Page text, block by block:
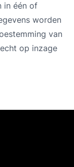
in één of
worden
van
op inzage